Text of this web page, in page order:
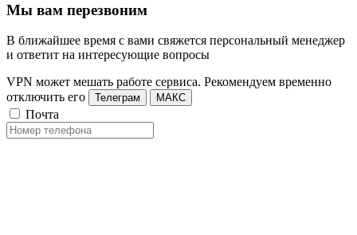
Мы вам перезвоним
В ближайшее время с вами свяжется персональный менеджер
и ответит на интересующие вопросы
VPN может мешать работе сервиса. Рекомендуем временно
отключить его
Телеграм МАКС
Почта